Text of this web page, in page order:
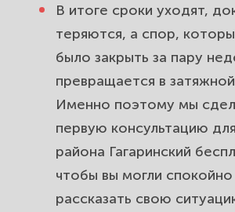
В итоге сроки уходят,
теряются, а спор,
было закрыть за пару
превращается в
Именно поэтому мы
первую консультацию
района Гагаринский
чтобы вы могли спокойно
рассказать свою